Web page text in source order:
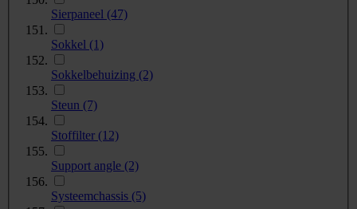
Sierpaneel (47)
Sokkel (1)
Sokkelbehuizing (2)
Steun (7)
Stoffilter (12)
Support angle (2)
Systeemchassis (5)